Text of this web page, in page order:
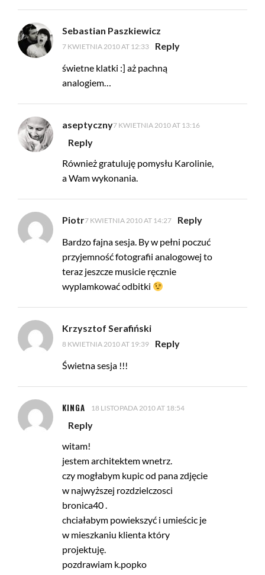
Sebastian Paszkiewicz
7 KWIETNIA 2010 AT 12:33
Reply
świetne klatki :] aż pachną
analogiem…
aseptyczny7 KWIETNIA 2010 AT 13:16
Reply
Również gratuluję pomysłu Karolinie,
a Wam wykonania.
Piotr7 KWIETNIA 2010 AT 14:27
Reply
Bardzo fajna sesja. By w pełni poczuć
przyjemność fotografii analogowej to
teraz jeszcze musicie ręcznie
wyplamkować odbitki
Krzysztof Serafiński
8 KWIETNIA 2010 AT 19:39
Reply
Świetna sesja !!!
KINGA 18 LISTOPADA 2010 AT 18:54
Reply
witam!
jestem architektem wnetrz.
czy mogłabym kupic od pana zdjęcie
w najwyższej rozdzielczosci
bronica40 .
chciałabym powiekszyć i umieścic je
w mieszkaniu klienta który
projektuję.
pozdrawiam k.popko